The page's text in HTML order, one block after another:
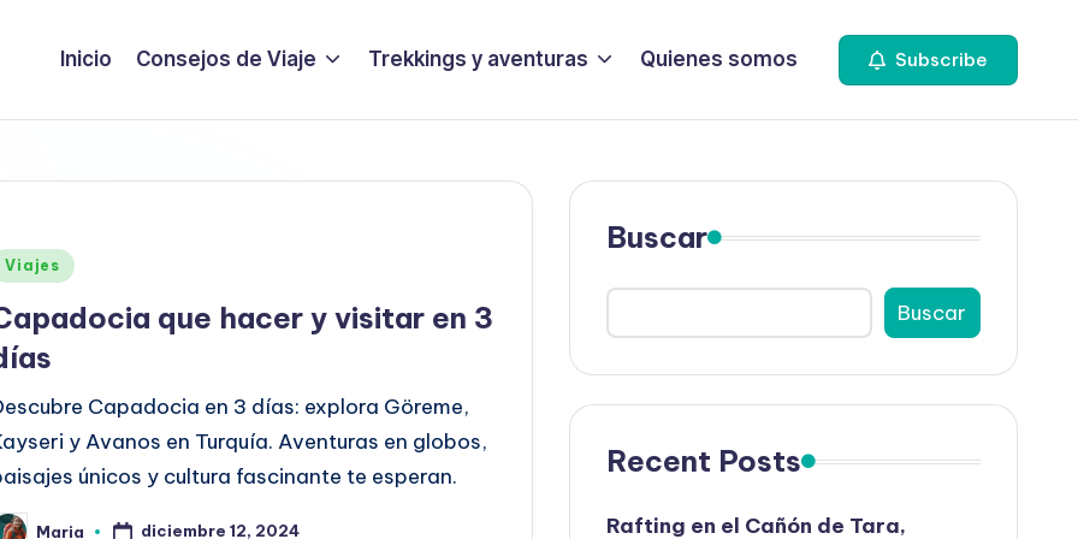
Inicio Consejos de Viaje Trekkings y aventuras Quienes somos Subscribe
Viajes
que hacer y visitar en 3
Capadocia en 3 días: explora Göreme,
y Avanos en Turquía. Aventuras en globos,
únicos y cultura fascinante te esperan.
Maria diciembre 12, 2024
Buscar
Buscar
Recent Posts
Rafting en el Cañón de Tara,